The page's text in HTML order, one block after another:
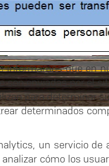
informamos que en
son enviadas por el
para determinar
determinados
un servicio
cómo los